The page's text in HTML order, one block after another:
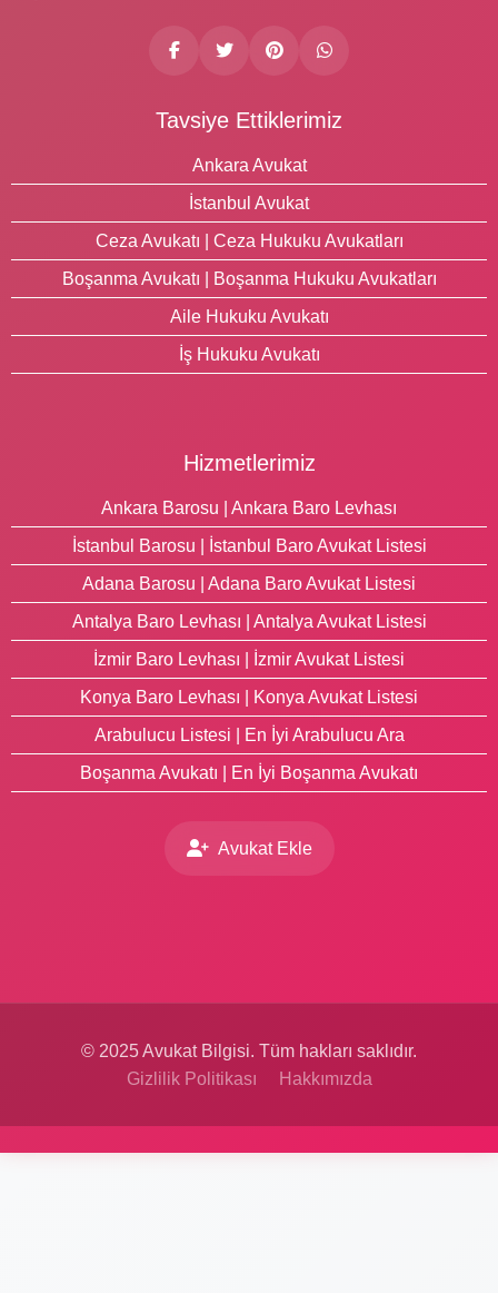
Tavsiye Ettiklerimiz
Ankara Avukat
İstanbul Avukat
Ceza Avukatı | Ceza Hukuku Avukatları
Boşanma Avukatı | Boşanma Hukuku Avukatları
Aile Hukuku Avukatı
İş Hukuku Avukatı
Hizmetlerimiz
Ankara Barosu | Ankara Baro Levhası
İstanbul Barosu | İstanbul Baro Avukat Listesi
Adana Barosu | Adana Baro Avukat Listesi
Antalya Baro Levhası | Antalya Avukat Listesi
İzmir Baro Levhası | İzmir Avukat Listesi
Konya Baro Levhası | Konya Avukat Listesi
Arabulucu Listesi | En İyi Arabulucu Ara
Boşanma Avukatı | En İyi Boşanma Avukatı
Avukat Ekle
© 2025 Avukat Bilgisi. Tüm hakları saklıdır.
Gizlilik Politikası
Hakkımızda